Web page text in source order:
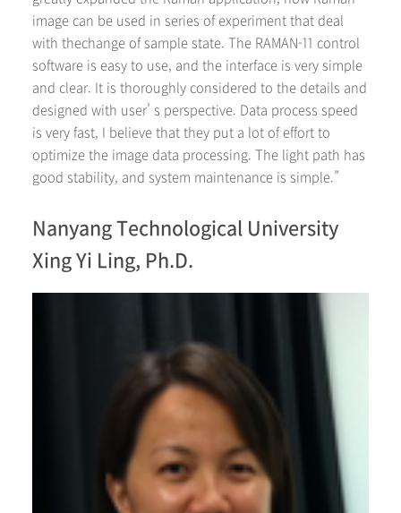
image can be used in series of experiment that deal
with thechange of sample state. The RAMAN-11 control
software is easy to use, and the interface is very simple
and clear. It is thoroughly considered to the details and
designed with user’ s perspective. Data process speed
is very fast, I believe that they put a lot of effort to
optimize the image data processing. The light path has
good stability, and system maintenance is simple.”
Nanyang Technological University
Xing Yi Ling, Ph.D.